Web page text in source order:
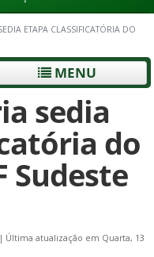
ETAPA CLASSIFICATÓRIA DO
MENU
sedia
do
Sudeste
| Última atualização em Quarta, 13